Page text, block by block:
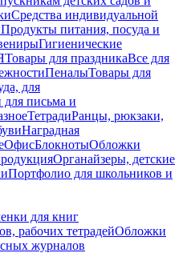
Средства индивидуальной
Продукты питания, посуда и
Гигиенические
Товары для праздникаВсе для
ПеналыТовары для
для
письма и
ТетрадиРанцы, рюкзаки,
Наградная
ОфисБлокнотыОбложки
Органайзеры, детские
Портфолио для школьников и
для книг
рабочих тетрадейОбложки
журналов